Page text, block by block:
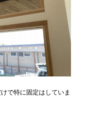
で特に固定はしていま